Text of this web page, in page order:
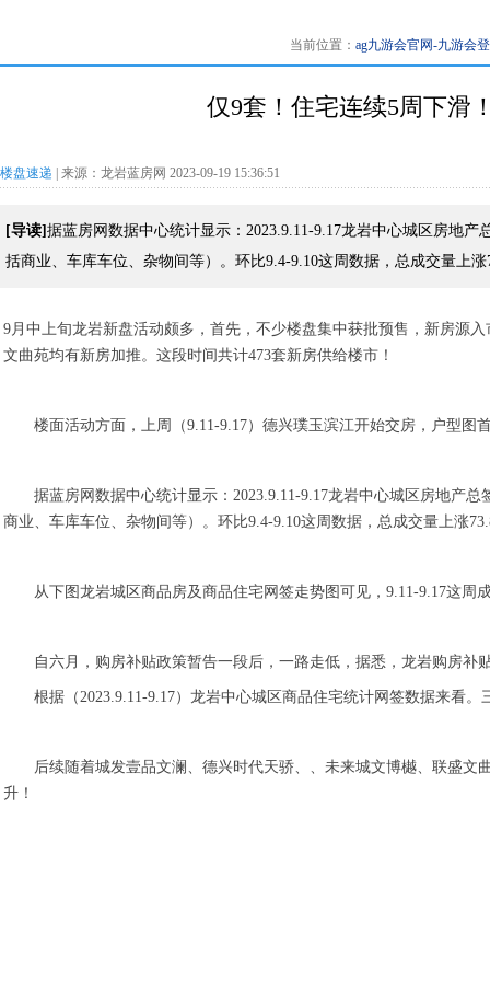
当前位置： ag九游会官网-九游会
仅9套！住宅连续5周下滑
楼盘速递 | 来源：龙岩蓝房网 2023-09-19 15:36:51
[导读] 据蓝房网数据中心统计显示：2023.9.11-9.17龙岩中心城区房地
括商业、车库车位、杂物间等）。环比9.4-9.10这周数据，总成交量上
9月中上旬龙岩新盘活动颇多，首先，不少楼盘集中获批预售，新房
文曲苑均有新房加推。这段时间共计473套新房供给楼市！
楼面活动方面，上周（9.11-9.17）德兴璞玉滨江开始交房，户型
据蓝房网数据中心统计显示：2023.9.11-9.17龙岩中心城区房地产
商业、车库车位、杂物间等）。环比9.4-9.10这周数据，总成交量上涨
从下图龙岩城区商品房及商品住宅网签走势图可见，9.11-9.17这
自六月，购房补贴政策暂告一段后，一路走低，据悉，龙岩购房补
根据（2023.9.11-9.17）龙岩中心城区商品住宅统计网签数据来看
后续随着城发壹品文澜、德兴时代天骄、、未来城文博樾、联盛
升！